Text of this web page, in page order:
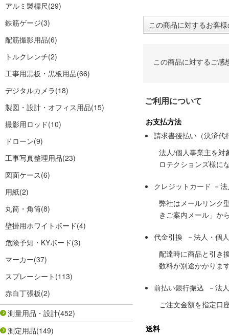
アルミ製標尺(29)
鉄筋ゲージ(3)
配筋撮影用品(6)
トルクレンチ(2)
工事用黒板・黒板用品(66)
デジタルカメラ(18)
製図・設計・オフィス用品(15)
撮影用ロッド(10)
ドローン(9)
工事写真整理用品(23)
図面ケース(6)
用紙(2)
丸筒・角筒(8)
壁掛用ホワイトボード(4)
危険予知・KYボード(3)
マーカー(37)
スプレーシート (113)
赤白丁張板(2)
測量用品・設計(452)
測定用品(149)
この商品に対するお客
この商品に対するご感
ご利用について
お支払方法
請求書後払い（決済代
法人/個人事業主を対
ロテクションズ様に
クレジットカード －
弊社はメールリンク
きご案内メール」か
代金引換 －法人・個
配達時に商品と引き
数料が別途かかりま
前払い銀行振込 －法
ご注文金額を指定口
送料